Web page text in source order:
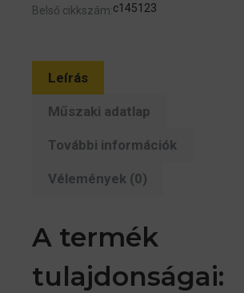
Belső cikkszám:c145123
Leírás
Műszaki adatlap
További információk
Vélemények (0)
A termék
tulajdonságai: